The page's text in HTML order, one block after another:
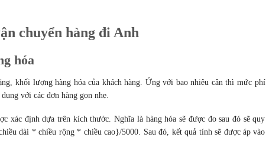
chuyển hàng đi Anh
hóa
khối lượng hàng hóa của khách hàng. Ứng với bao nhiêu cân thì mức phí
với các đơn hàng gọn nhẹ.
định dựa trên kích thước. Nghĩa là hàng hóa sẽ được đo sau đó sẽ quy
dài * chiều rộng * chiều cao}/5000. Sau đó, kết quả tính sẽ được áp vào